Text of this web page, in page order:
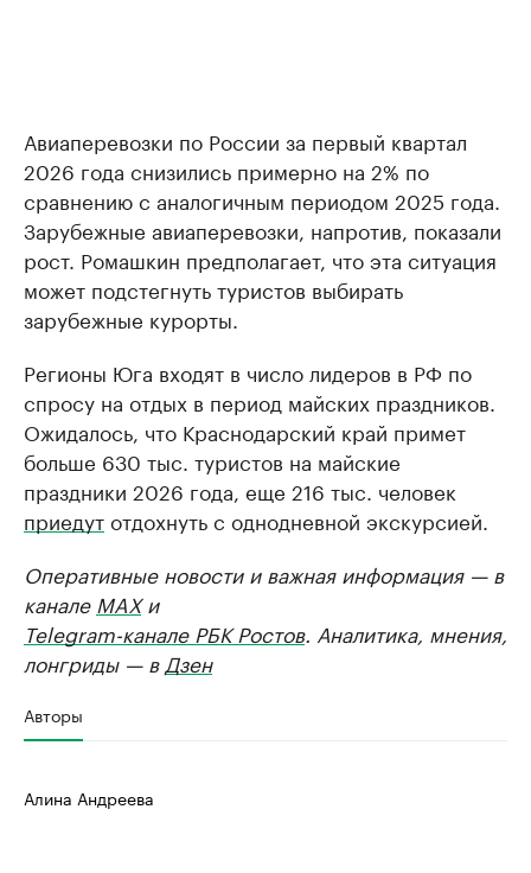
Авиаперевозки по России за первый квартал
2026 года снизились примерно на 2% по
сравнению с аналогичным периодом 2025 года.
Зарубежные авиаперевозки, напротив, показали
рост. Ромашкин предполагает, что эта ситуация
может подстегнуть туристов выбирать
зарубежные курорты.
Регионы Юга входят в число лидеров в РФ по
спросу на отдых в период майских праздников.
Ожидалось, что Краснодарский край примет
больше 630 тыс. туристов на майские
праздники 2026 года, еще 216 тыс. человек
приедутотдохнуть с однодневной экскурсией.
Оперативные новости и важная информация — в
канале MAXи
Telegram-канале РБК Ростов. Аналитика, мнения,
лонгриды — в Дзен
Авторы
Алина Андреева